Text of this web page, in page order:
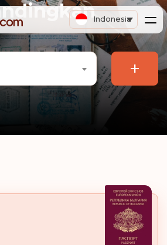
Indonesia
+